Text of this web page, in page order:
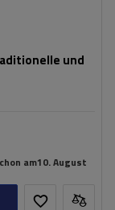
und
am10. August